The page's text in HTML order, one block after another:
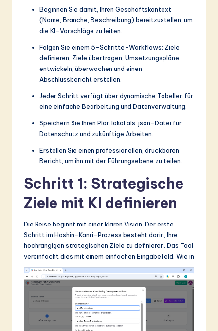
Beginnen Sie damit, Ihren Geschäftskontext
(Name, Branche, Beschreibung) bereitzustellen, um
die KI-Vorschläge zu leiten.
Folgen Sie einem 5-Schritte-Workflows: Ziele
definieren, Ziele übertragen, Umsetzungspläne
entwickeln, überwachen und einen
Abschlussbericht erstellen.
Jeder Schritt verfügt über dynamische Tabellen für
eine einfache Bearbeitung und Datenverwaltung.
Speichern Sie Ihren Plan lokal als .json-Datei für
Datenschutz und zukünftige Arbeiten.
Erstellen Sie einen professionellen, druckbaren
Bericht, um ihn mit der Führungsebene zu teilen.
Schritt 1: Strategische
Ziele mit KI definieren
Die Reise beginnt mit einer klaren Vision. Der erste
Schritt im Hoshin-Kanri-Prozess besteht darin, Ihre
hochrangigen strategischen Ziele zu definieren. Das Tool
vereinfacht dies mit einem einfachen Eingabefeld. Wie in